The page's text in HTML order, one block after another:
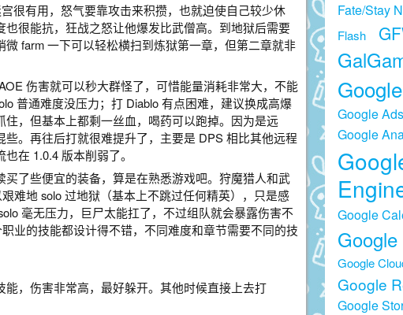
很有用，怒气要靠攻击来积攒，也就迫使自己较少休
很能抗，狂战之怒让他爆发比武僧高。到地狱后需要
farm 一下可以轻松横扫到炼狱第一章，但第二章就非
伤害就可以秒大群怪了，可惜能量消耗非常大，不能
普通难度没压力；打 Diablo 有点困难，建议换成高爆
，但基本上都剩一丝血，喝药可以跑掉。因为是远
。再往后打就很难提升了，主要是 DPS 相比其他远程
在 1.0.4 版本削弱了。
了些便宜的装备，算是在熟悉游戏吧。狩魔猎人和武
难地 solo 过地狱（基本上不跳过任何精英），只是感
毫无压力，巨尸太能扛了，不过组队就会暴露伤害不
业的技能都设计得不错，不同难度和章节需要不同的技
，伤害非常高，最好躲开。其他时候直接上去打
Fate/Stay
Flash
Google
Google
Google
Google
Google
Google
Google